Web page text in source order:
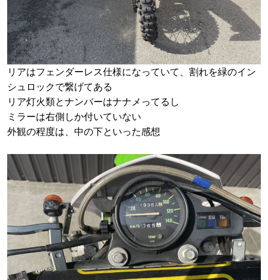
リアはフェンダーレス仕様になっていて、割れを緑のイン
シュロックで繋げてある
リア灯火類とナンバーはナナメってるし
ミラーは右側しか付いていない
外観の程度は、中の下といった感想